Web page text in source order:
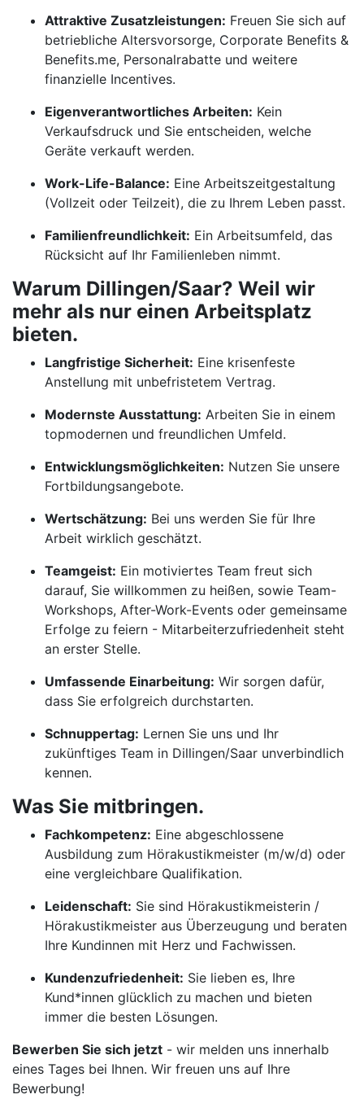
Attraktive Zusatzleistungen: Freuen Sie sich auf
betriebliche Altersvorsorge, Corporate Benefits &
Benefits.me, Personalrabatte und weitere
finanzielle Incentives.
Eigenverantwortliches Arbeiten: Kein
Verkaufsdruck und Sie entscheiden, welche
Geräte verkauft werden.
Work-Life-Balance: Eine Arbeitszeitgestaltung
(Vollzeit oder Teilzeit), die zu Ihrem Leben passt.
Familienfreundlichkeit: Ein Arbeitsumfeld, das
Rücksicht auf Ihr Familienleben nimmt.
Warum Dillingen/Saar? Weil wir
mehr als nur einen Arbeitsplatz
bieten.
Langfristige Sicherheit: Eine krisenfeste
Anstellung mit unbefristetem Vertrag.
Modernste Ausstattung: Arbeiten Sie in einem
topmodernen und freundlichen Umfeld.
Entwicklungsmöglichkeiten: Nutzen Sie unsere
Fortbildungsangebote.
Wertschätzung: Bei uns werden Sie für Ihre
Arbeit wirklich geschätzt.
Teamgeist: Ein motiviertes Team freut sich
darauf, Sie willkommen zu heißen, sowie Team-
Workshops, After-Work-Events oder gemeinsame
Erfolge zu feiern - Mitarbeiterzufriedenheit steht
an erster Stelle.
Umfassende Einarbeitung: Wir sorgen dafür,
dass Sie erfolgreich durchstarten.
Schnuppertag: Lernen Sie uns und Ihr
zukünftiges Team in Dillingen/Saar unverbindlich
kennen.
Was Sie mitbringen.
Fachkompetenz: Eine abgeschlossene
Ausbildung zum Hörakustikmeister (m/w/d) oder
eine vergleichbare Qualifikation.
Leidenschaft: Sie sind Hörakustikmeisterin /
Hörakustikmeister aus Überzeugung und beraten
Ihre Kundinnen mit Herz und Fachwissen.
Kundenzufriedenheit: Sie lieben es, Ihre
Kund*innen glücklich zu machen und bieten
immer die besten Lösungen.
Bewerben Sie sich jetzt - wir melden uns innerhalb
eines Tages bei Ihnen. Wir freuen uns auf Ihre
Bewerbung!